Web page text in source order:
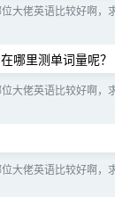
位大佬英语比较好啊，
哪里测单词量呢？
位大佬英语比较好啊，
位大佬英语比较好啊，